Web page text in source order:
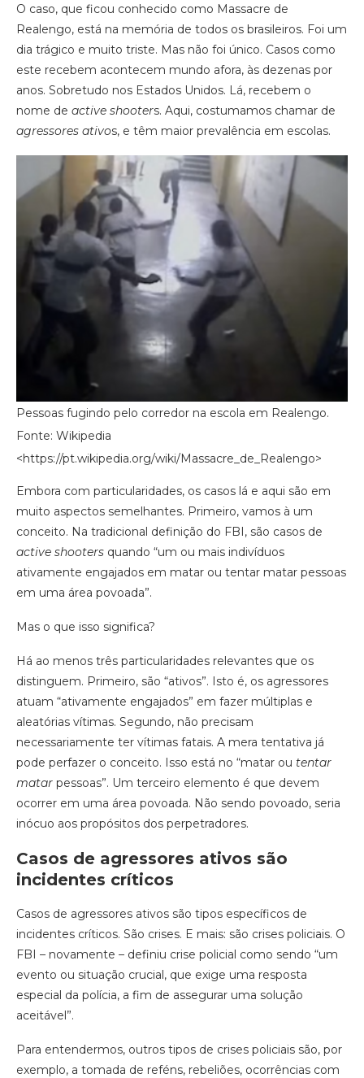
O caso, que ficou conhecido como Massacre de
Realengo, está na memória de todos os brasileiros. Foi um
dia trágico e muito triste. Mas não foi único. Casos como
este recebem acontecem mundo afora, às dezenas por
anos. Sobretudo nos Estados Unidos. Lá, recebem o
nome de active shooters. Aqui, costumamos chamar de
agressores ativos, e têm maior prevalência em escolas.
Pessoas fugindo pelo corredor na escola em Realengo.
Fonte: Wikipedia
<https://pt.wikipedia.org/wiki/Massacre_de_Realengo>
Embora com particularidades, os casos lá e aqui são em
muito aspectos semelhantes. Primeiro, vamos à um
conceito. Na tradicional definição do FBI, são casos de
active shooters quando “um ou mais indivíduos
ativamente engajados em matar ou tentar matar pessoas
em uma área povoada”.
Mas o que isso significa?
Há ao menos três particularidades relevantes que os
distinguem. Primeiro, são “ativos”. Isto é, os agressores
atuam “ativamente engajados” em fazer múltiplas e
aleatórias vítimas. Segundo, não precisam
necessariamente ter vítimas fatais. A mera tentativa já
pode perfazer o conceito. Isso está no “matar ou tentar
matar pessoas”. Um terceiro elemento é que devem
ocorrer em uma área povoada. Não sendo povoado, seria
inócuo aos propósitos dos perpetradores.
Casos de agressores ativos são
incidentes críticos
Casos de agressores ativos são tipos específicos de
incidentes críticos. São crises. E mais: são crises policiais. O
FBI – novamente – definiu crise policial como sendo “um
evento ou situação crucial, que exige uma resposta
especial da polícia, a fim de assegurar uma solução
aceitável”.
Para entendermos, outros tipos de crises policiais são, por
exemplo, a tomada de reféns, rebeliões, ocorrências com